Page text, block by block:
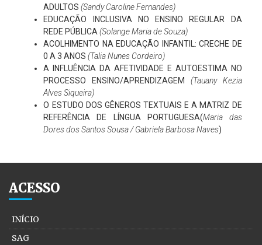
ADULTOS (Sandy Caroline Fernandes)
EDUCAÇÃO INCLUSIVA NO ENSINO REGULAR DA
REDE PÚBLICA (Solange Maria de Souza)
ACOLHIMENTO NA EDUCAÇÃO INFANTIL: CRECHE DE
0 A 3 ANOS (Talia Nunes Cordeiro)
A INFLUÊNCIA DA AFETIVIDADE E AUTOESTIMA NO
PROCESSO ENSINO/APRENDIZAGEM (Tauany Kezia
Alves Siqueira)
O ESTUDO DOS GÊNEROS TEXTUAIS E A MATRIZ DE
REFERÊNCIA DE LÍNGUA PORTUGUESA(Maria das
Dores dos Santos Sousa / Gabriela Barbosa Naves)
ACESSO
INÍCIO
SAG